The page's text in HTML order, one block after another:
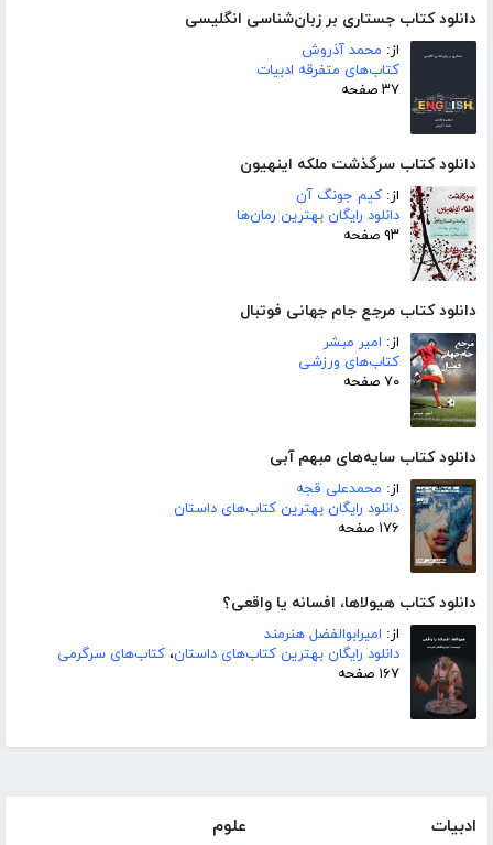
دانلود کتاب جستاری بر زبان‌شناسی انگلیسی
از: محمد آذروش
کتاب‌های متفرقه ادبیات
۳۷ صفحه
دانلود کتاب سرگذشت ملکه اینهیون
از: کیم جونگ آن
دانلود رایگان بهترین رمان‌ها
۹۳ صفحه
دانلود کتاب مرجع جام جهانی فوتبال
از: امیر مبشر
کتاب‌های ورزشی
۷۰ صفحه
دانلود کتاب سایه‌های مبهم آبی
از: محمدعلی قجه
دانلود رایگان بهترین کتاب‌های داستان
۱۷۶ صفحه
دانلود کتاب هیولاها، افسانه یا واقعی؟
از: امیرابوالفضل هنرمند
دانلود رایگان بهترین کتاب‌های داستان، کتاب‌های سرگرمی
۱۶۷ صفحه
ادبیات علوم